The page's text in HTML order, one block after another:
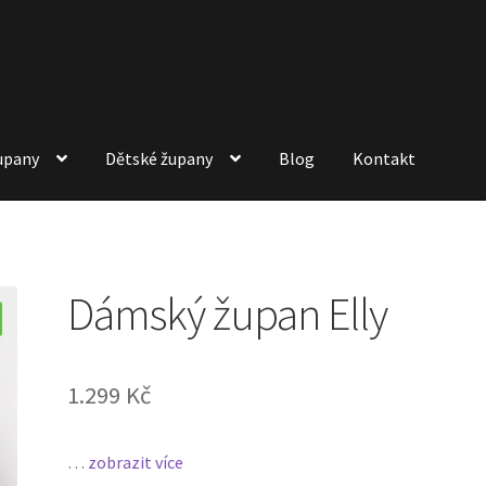
Dětské župany Blog Kontakt
Dámský župan Elly
1.299 Kč
… zobrazit více